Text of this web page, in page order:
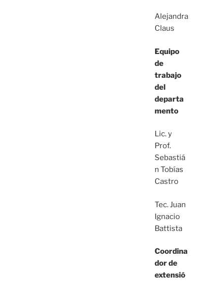
Alejandra
Claus
Equipo
de
trabajo
del
departa
mento
Lic. y
Prof.
Sebastiá
n Tobías
Castro
Tec. Juan
Ignacio
Battista
Coordina
dor de
extensió